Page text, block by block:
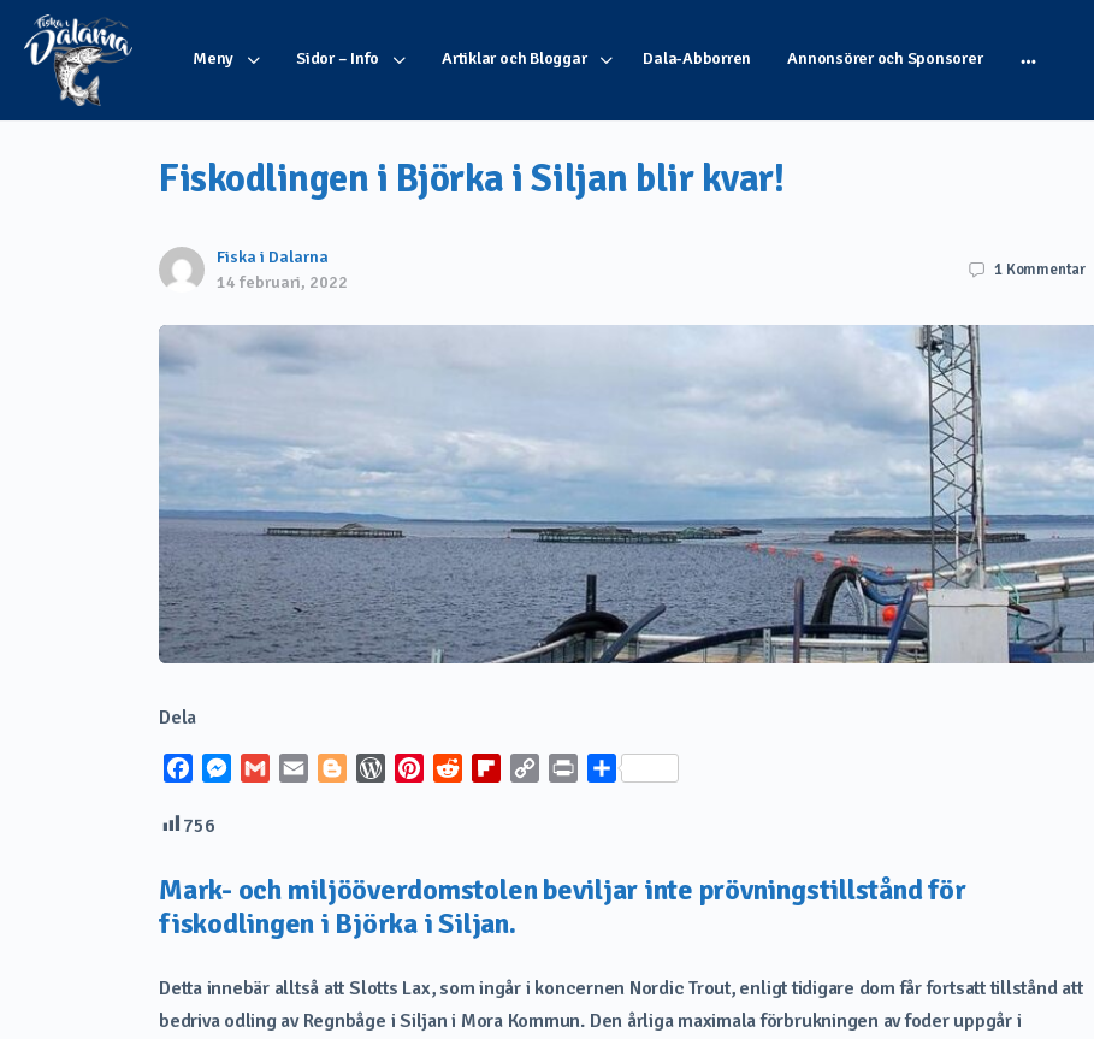
Meny Sidor – Info Artiklar och Bloggar Dala-Abborren Annonsörer och Sponsorer
Fiskodlingen i Björka i Siljan blir kvar!
Fiska i Dalarna
14 februari, 2022
1 Kommentar
Dela
FacebookMessenger
Gmail Email BloggerWordPressPinterest
Reddit Flipboard
Copy
Print Dela
756
Mark- och miljööverdomstolen beviljar inte prövningstillstånd för
fiskodlingen i Björka i Siljan.
Detta innebär alltså att Slotts Lax, som ingår i koncernen Nordic Trout, enligt tidigare dom får fortsatt tillstånd att
bedriva odling av Regnbåge i Siljan i Mora Kommun. Den årliga maximala förbrukningen av foder uppgår i